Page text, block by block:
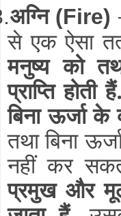
अग्नि (Fire)
से एक ऐसा
मनुष्य को
प्राप्ति होती हैं.
बिना ऊर्जा के
तथा बिना
नहीं कर
प्रमुख और मूल